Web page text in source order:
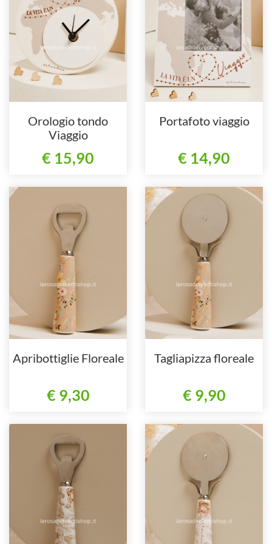
Orologio tondo
Viaggio
€ 15,90
Portafoto viaggio
€ 14,90
Apribottiglie Floreale
€ 9,30
Tagliapizza floreale
€ 9,90